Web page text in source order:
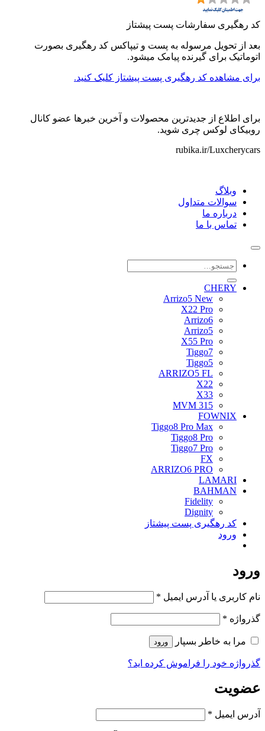
کد رهگیری سفارشات پست پیشتاز
بعد از تحویل مرسوله به پست و تیپاکس کد رهگیری بصورت
اتوماتیک برای گیرنده پیامک میشود.
برای مشاهده کد رهگیری پست پیشتاز کلیک کنید.
برای اطلاع از جدیدترین محصولات و آخرین خبرها عضو کانال
روبیکای لوکس چری شوید.
rubika.ir/Luxcherycars
وبلاگ
سوالات متداول
درباره ما
تماس با ما
جستجو
CHERY
Arrizo5 New
X22 Pro
Arrizo6
Arrizo5
X55 Pro
Tiggo7
Tiggo5
ARRIZO5 FL
X22
X33
MVM 315
FOWNIX
Tiggo8 Pro Max
Tiggo8 Pro
Tiggo7 Pro
FX
ARRIZO6 PRO
LAMARI
BAHMAN
Fidelity
Dignity
کد رهگیری پست پیشتاز
ورود
ورود
نام کاربری یا آدرس ایمیل *
گذرواژه *
مرا به خاطر بسپار ورود
گذرواژه خود را فراموش کرده اید؟
عضویت
آدرس ایمیل *